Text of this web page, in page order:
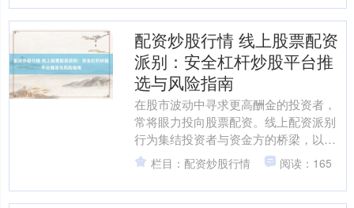
配资炒股行情 线上股票配资
派别：安全杠杆炒股平台推
选与风险指南
在股市波动中寻求更高酬金的投资者，
常将眼力投向股票配资。线上配资派别
行为集结投资者与资金方的桥梁，以其
方便性和高杠杆特点蛊卦着雄伟眼力。
但是配资炒股行情，高收益....
栏目：配资炒股行情 阅读：165